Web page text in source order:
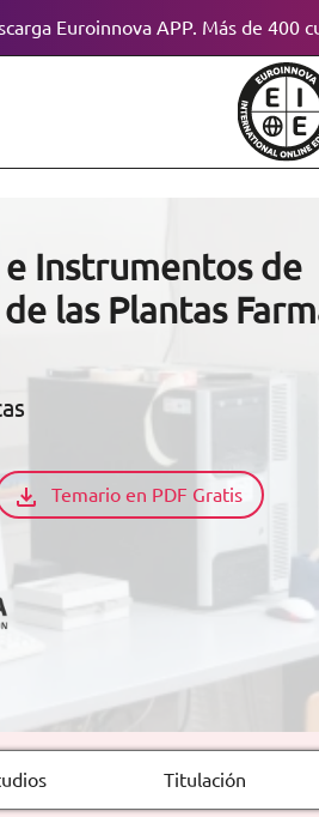
Euroinnova APP. Más de 400
e Instrumentos de
las Plantas
Temario en PDF Gratis
Titulación